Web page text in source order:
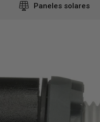
Paneles solares